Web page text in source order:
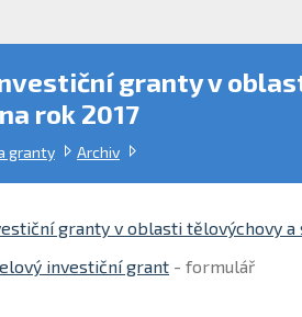
granty v
rok 2017
granty Archiv
granty v oblasti tělovýchovy
investiční grant - formulář